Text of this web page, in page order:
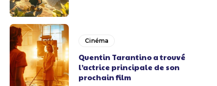
Cinéma
Quentin Tarantino a trouvé
l’actrice principale de son
prochain film